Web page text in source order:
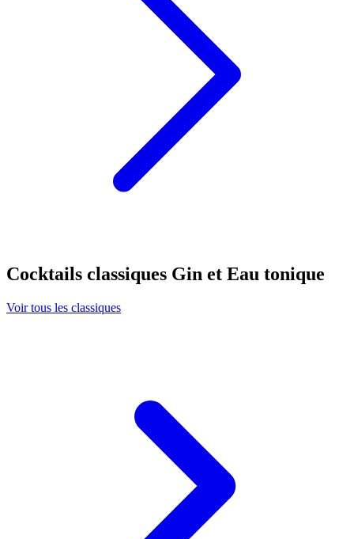
Cocktails classiques Gin et Eau tonique
Voir tous les classiques